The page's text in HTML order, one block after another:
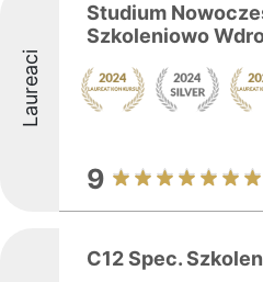
Laureaci
Studium
Szkoleniowo
9
C12 Spec.